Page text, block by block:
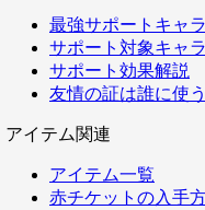
最強サポートキャ
サポート対象キャ
サポート効果解説
友情の証は誰に使
アイテム関連
アイテム一覧
赤チケットの入手